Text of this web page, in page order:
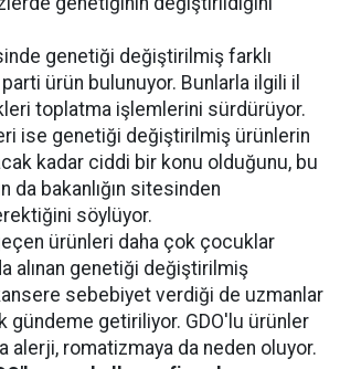
genetiği değiştirilmiş farklı
ürün bulunuyor. Bunlarla ilgili il
toplatma işlemlerini sürdürüyor.
ise genetiği değiştirilmiş ürünlerin
kadar ciddi bir konu olduğunu, bu
da bakanlığın sitesinden
söylüyor.
ürünleri daha çok çocuklar
alınan genetiği değiştirilmiş
sebebiyet verdiği de uzmanlar
gündeme getiriliyor. GDO'lu ürünler
alerji, romatizmaya da neden oluyor.